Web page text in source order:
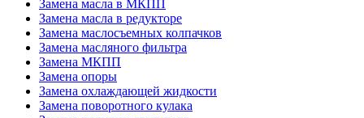
Замена масла в МКПП
Замена масла в редукторе
Замена маслосъемных колпачков
Замена масляного фильтра
Замена МКПП
Замена опоры
Замена охлаждающей жидкости
Замена поворотного кулака